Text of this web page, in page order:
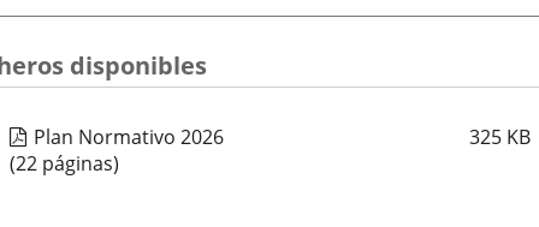
disponibles
Plan Normativo 2026 325 KB
(22 páginas)